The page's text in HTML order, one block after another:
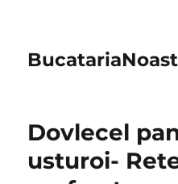
Dovlecel
usturoi-